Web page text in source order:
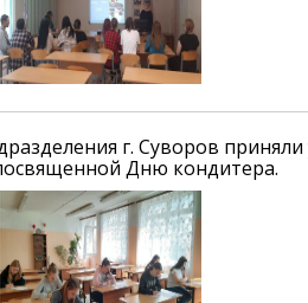
г. Суворов
Дню кондитера.